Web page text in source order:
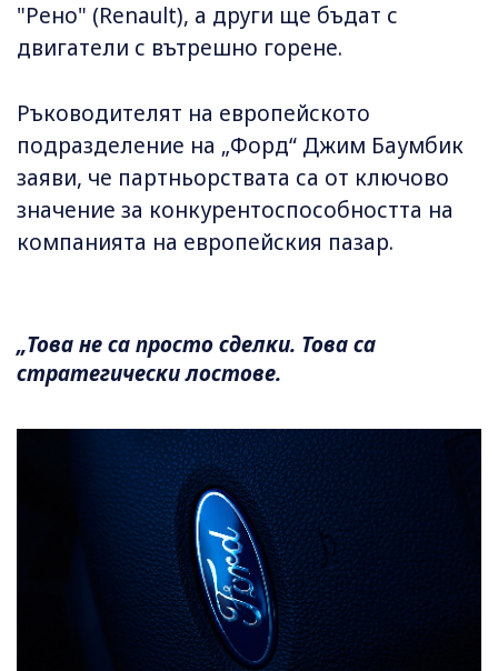
"Рено" (Renault), а други ще бъдат с
двигатели с вътрешно горене.
Ръководителят на европейското
подразделение на „Форд“ Джим Баумбик
заяви, че партньорствата са от ключово
значение за конкурентоспособността на
компанията на европейския пазар.
„Това не са просто сделки. Това са
стратегически лостове.